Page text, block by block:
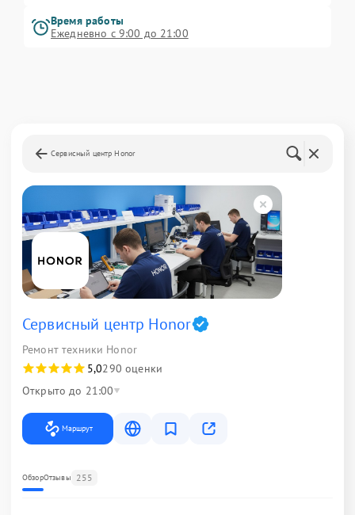
Время работы
Ежедневно с 9:00 до 21:00
Сервисный центр Honor
Сервисный центр Honor
Ремонт техники Honor
5,0290 оценки
Открыто до 21:00
Маршрут
ОбзорОтзывы 255